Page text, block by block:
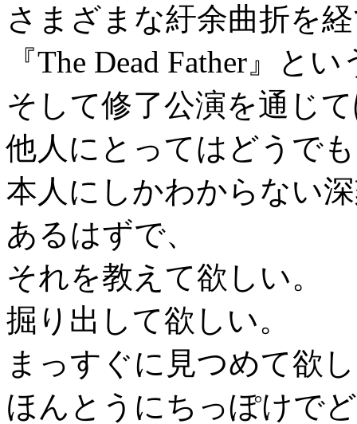
さまざまな紆余曲折を
『The Dead Father』と
そして修了公演を通じ
他人にとってはどうで
本人にしかわからない
あるはずで、
それを教えて欲しい。
掘り出して欲しい。
まっすぐに見つめて欲
ほんとうにちっぽけで